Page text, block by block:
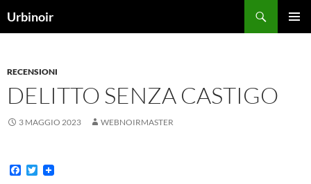
Urbinoir
RECENSIONI
DELITTO SENZA CASTIGO
3 MAGGIO 2023 WEBNOIRMASTER
F
T